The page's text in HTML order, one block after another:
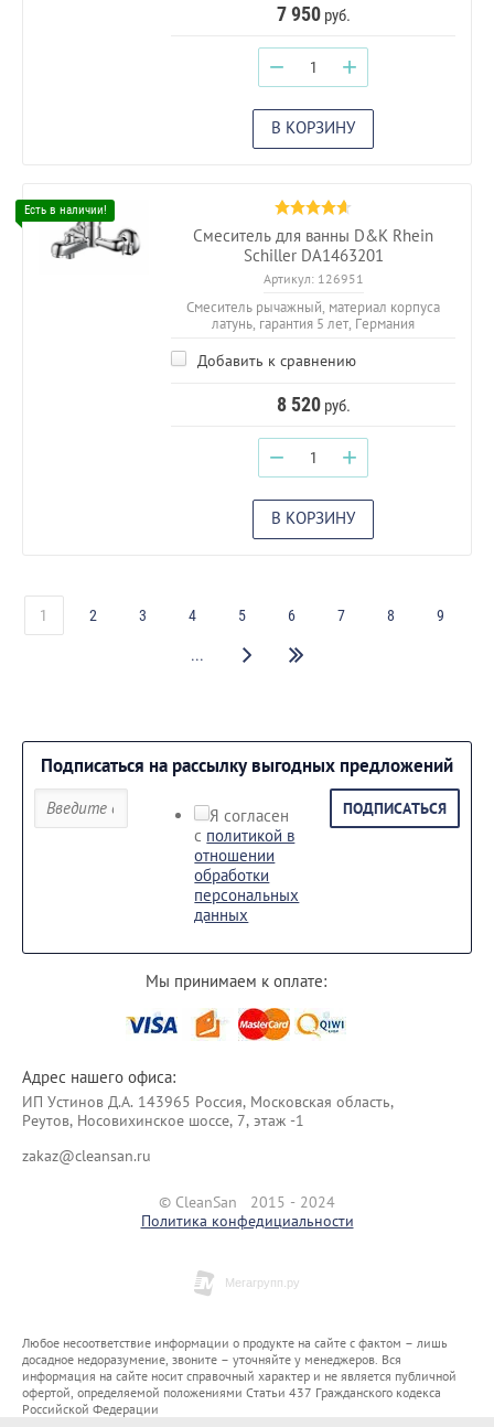
7 950руб.
− +
В КОРЗИНУ
Смеситель для ванны D&K Rhein
Schiller DA1463201
Артикул:126951
Смеситель рычажный, материал корпуса
латунь, гарантия 5 лет, Германия
Добавить к сравнению
8 520руб.
− +
В КОРЗИНУ
1 2 3 4 5 6 7 8 9
...
Подписаться на рассылку выгодных предложений
Я согласен
с политикой в
отношении
обработки
персональных
данных
ПОДПИСАТЬСЯ
Мы принимаем к оплате:
Адрес нашего офиса:
ИП Уcтинoв Д.А. 143965 Россия, Московская область,
Реутов, Носовихинское шоссе, 7, этаж -1
zakaz@cleansan.ru
© CleanSan 2015 - 2024
Политика конфедициальности
Любое несоответствие информации о продукте на сайте с фактом – лишь
досадное недоразумение, звоните – уточняйте у менеджеров. Вся
информация на сайте носит справочный характер и не является публичной
офертой, определяемой положениями Статьи 437 Гражданского кодекса
Российской Федерации